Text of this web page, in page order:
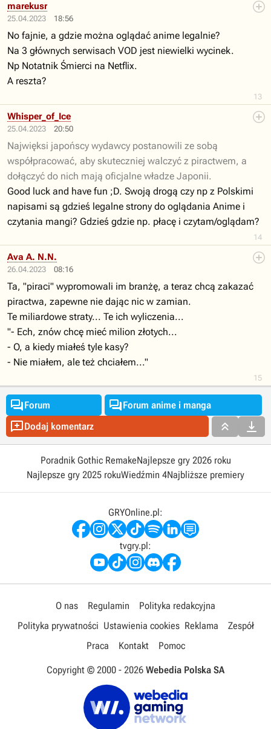
25.04.2023 18:56
13
marekusr
No fajnie, a gdzie można oglądać anime legalnie?
Na 3 głównych serwisach VOD jest niewielki wycinek.
Np Notatnik Śmierci na Netflix.
A reszta?
25.04.2023 20:50
14
Whisper_of_Ice
Najwięksi japońscy wydawcy postanowili ze sobą
współpracować, aby skuteczniej walczyć z piractwem, a
dołączyć do nich mają oficjalne władze Japonii.
Good luck and have fun ;D. Swoją drogą czy np z Polskimi
napisami są gdzieś legalne strony do oglądania Anime i
czytania mangi? Gdzieś gdzie np. płacę i czytam/oglądam?
26.04.2023 08:16
15
Ava A. N.N.
Ta, "piraci" wypromowali im branżę, a teraz chcą zakazać
piractwa, zapewne nie dając nic w zamian.
Te miliardowe straty... Te ich wyliczenia...
"- Ech, znów chcę mieć milion złotych...
- O, a kiedy miałeś tyle kasy?
- Nie miałem, ale też chciałem..."
Forum Forum anime i manga
Dodaj komentarz  
Poradnik Gothic RemakeNajlepsze gry 2026 roku
Najlepsze gry 2025 rokuWiedźmin 4Najbliższe premiery
GRYOnline.pl:
tvgry.pl:
O nas Regulamin
Polityka redakcyjna
Polityka prywatności Ustawienia cookies Reklama
Zespół
Praca
Kontakt Pomoc
Copyright © 2000 - 2026 Webedia Polska SA